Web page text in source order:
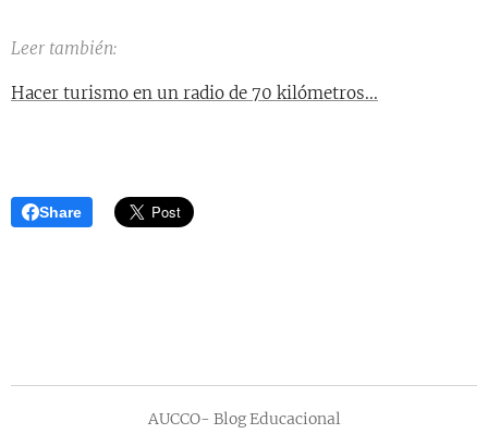
Leer también:
Hacer turismo en un radio de 70 kilómetros...
Share
AUCCO- Blog Educacional